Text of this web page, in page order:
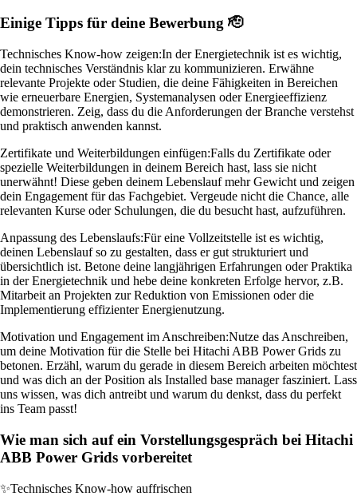
Einige Tipps für deine Bewerbung 🫡
Technisches Know-how zeigen:In der Energietechnik ist es wichtig,
dein technisches Verständnis klar zu kommunizieren. Erwähne
relevante Projekte oder Studien, die deine Fähigkeiten in Bereichen
wie erneuerbare Energien, Systemanalysen oder Energieeffizienz
demonstrieren. Zeig, dass du die Anforderungen der Branche verstehst
und praktisch anwenden kannst.
Zertifikate und Weiterbildungen einfügen:Falls du Zertifikate oder
spezielle Weiterbildungen in deinem Bereich hast, lass sie nicht
unerwähnt! Diese geben deinem Lebenslauf mehr Gewicht und zeigen
dein Engagement für das Fachgebiet. Vergeude nicht die Chance, alle
relevanten Kurse oder Schulungen, die du besucht hast, aufzuführen.
Anpassung des Lebenslaufs:Für eine Vollzeitstelle ist es wichtig,
deinen Lebenslauf so zu gestalten, dass er gut strukturiert und
übersichtlich ist. Betone deine langjährigen Erfahrungen oder Praktika
in der Energietechnik und hebe deine konkreten Erfolge hervor, z.B.
Mitarbeit an Projekten zur Reduktion von Emissionen oder die
Implementierung effizienter Energienutzung.
Motivation und Engagement im Anschreiben:Nutze das Anschreiben,
um deine Motivation für die Stelle bei Hitachi ABB Power Grids zu
betonen. Erzähl, warum du gerade in diesem Bereich arbeiten möchtest
und was dich an der Position als Installed base manager fasziniert. Lass
uns wissen, was dich antreibt und warum du denkst, dass du perfekt
ins Team passt!
Wie man sich auf ein Vorstellungsgespräch bei Hitachi
ABB Power Grids vorbereitet
✨Technisches Know-how auffrischen